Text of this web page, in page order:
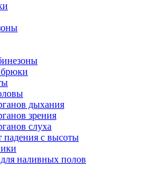
дыхания
зрения
слуха
падения с высоты
наливных полов